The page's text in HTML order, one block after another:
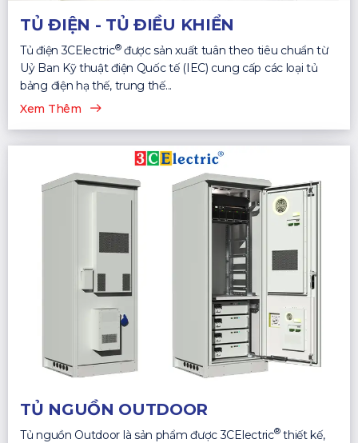
TỦ ĐIỆN - TỦ ĐIỀU KHIỂN
Tủ điện 3CElectric®được sản xuất tuân theo tiêu chuẩn từ
Uỷ Ban Kỹ thuật điện Quốc tế (IEC) cung cấp các loại tủ
bảng điện hạ thế, trung thế...
Xem Thêm
TỦ NGUỒN OUTDOOR
Tủ nguồn Outdoor là sản phẩm được 3CElectric®thiết kế,